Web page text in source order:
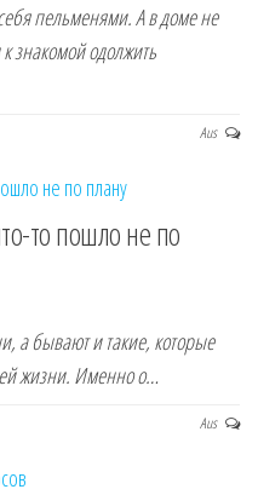
пельменями. А в доме не
знакомой одолжить
Aus
то пошло не по
а бывают и такие, которые
жизни. Именно о…
Aus